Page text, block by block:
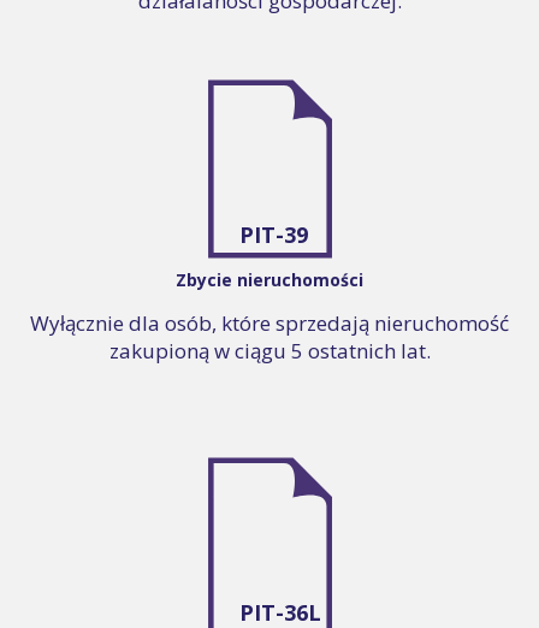
PIT-39
Zbycie nieruchomości
Wyłącznie dla osób, które sprzedają nieruchomość
zakupioną w ciągu 5 ostatnich lat.
PIT-36L